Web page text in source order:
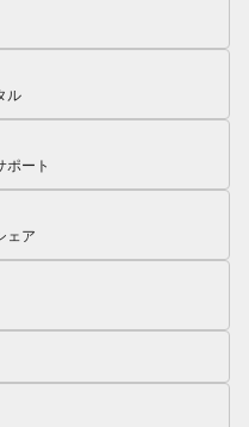
ル
ポート
ェア